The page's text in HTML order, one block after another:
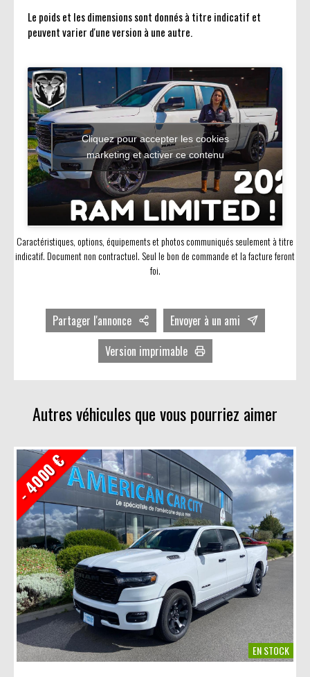
Le poids et les dimensions sont donnés à titre indicatif et
peuvent varier d'une version à une autre.
Cliquez pour accepter les cookies
marketing et activer ce contenu
Caractéristiques, options, équipements et photos communiqués seulement à titre
indicatif. Document non contractuel. Seul le bon de commande et la facture feront
foi.
Partager l'annonce Envoyer à un ami
Version imprimable
Autres véhicules que vous pourriez aimer
- 4000 €
EN STOCK